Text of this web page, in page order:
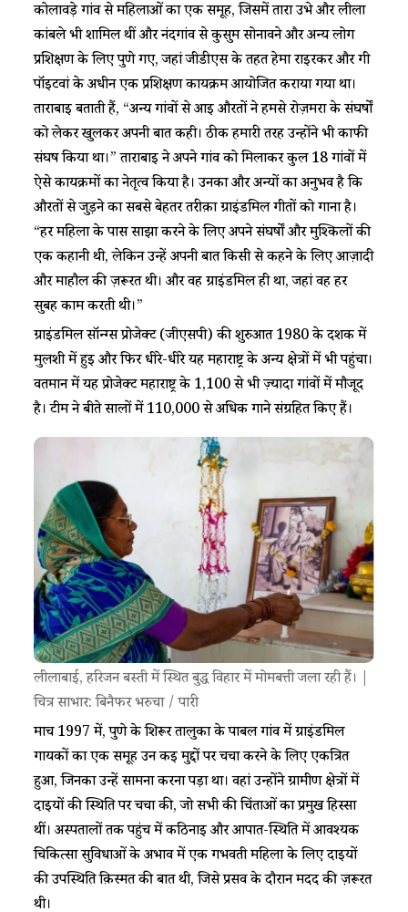
कोलावड़े गांव से महिलाओं का एक समूह, जिसमें तारा उभे और लीला
कांबले भी शामिल थीं और नंदगांव से कुसुम सोनावने और अन्य लोग
प्रशिक्षण के लिए पुणे गए, जहां जीडीएस के तहत हेमा राइरकर और गी
पॉइटवां के अधीन एक प्रशिक्षण कार्यक्रम आयोजित कराया गया था।
ताराबाई बताती हैं, “अन्य गांवों से आई औरतों ने हमसे रोज़मर्रा के संघर्षों
को लेकर खुलकर अपनी बात कही। ठीक हमारी तरह उन्होंने भी काफी
संघर्ष किया था।” ताराबाई ने अपने गांव को मिलाकर कुल 18 गांवों में
ऐसे कार्यक्रमों का नेतृत्व किया है। उनका और अन्यों का अनुभव है कि
औरतों से जुड़ने का सबसे बेहतर तरीक़ा ग्राइंडमिल गीतों को गाना है।
“हर महिला के पास साझा करने के लिए अपने संघर्षों और मुश्किलों की
एक कहानी थी, लेकिन उन्हें अपनी बात किसी से कहने के लिए आज़ादी
और माहौल की ज़रूरत थी। और वह ग्राइंडमिल ही था, जहां वह हर
सुबह काम करती थी।”
ग्राइंडमिल सॉन्ग्स प्रोजेक्ट (जीएसपी) की शुरुआत 1980 के दशक में
मुलशी में हुई और फिर धीरे-धीरे यह महाराष्ट्र के अन्य क्षेत्रों में भी पहुंचा।
वर्तमान में यह प्रोजेक्ट महाराष्ट्र के 1,100 से भी ज़्यादा गांवों में मौजूद
है। टीम ने बीते सालों में 110,000 से अधिक गाने संग्रहित किए हैं।
लीलाबाई, हरिजन बस्ती में स्थित बुद्ध विहार में मोमबत्ती जला रही हैं। |
चित्र साभार: बिनैफर भरुचा / पारी
मार्च 1997 में, पुणे के शिरूर तालुका के पाबल गांव में ग्राइंडमिल
गायकों का एक समूह उन कई मुद्दों पर चर्चा करने के लिए एकत्रित
हुआ, जिनका उन्हें सामना करना पड़ा था। वहां उन्होंने ग्रामीण क्षेत्रों में
दाईयों की स्थिति पर चर्चा की, जो सभी की चिंताओं का प्रमुख हिस्सा
थीं। अस्पतालों तक पहुंच में कठिनाई और आपात-स्थिति में आवश्यक
चिकित्सा सुविधाओं के अभाव में एक गर्भवती महिला के लिए दाईयों
की उपस्थिति क़िस्मत की बात थी, जिसे प्रसव के दौरान मदद की ज़रूरत
थी।